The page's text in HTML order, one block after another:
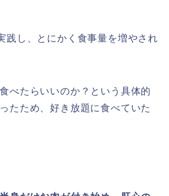
践し、とにかく食事量を増やされ
べたらいいのか？という具体的
たため、好き放題に食べていた